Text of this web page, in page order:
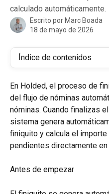
calculado automáticamente.
Escrito por Marc Boada
18 de mayo de 2026
Índice de contenidos
En Holded, el proceso de
del flujo de nóminas
nóminas. Cuando finalizas
sistema genera
finiquito y calcula el
pendientes directamente en
Antes de empezar